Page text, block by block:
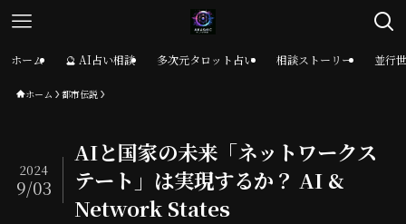
ホーム 🔮 AI占い相談 多次元タロット占い 相談ストーリー 並行
ホーム 都市伝説
AIと国家の未来「ネットワークス
テート」は実現するか？ AI &
Network States
2024
9/03